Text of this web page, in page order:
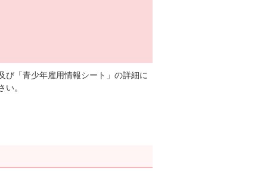
び「青少年雇用情報シート」の詳細に
。